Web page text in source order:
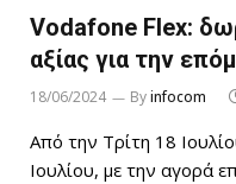
Vodafone Flex:
αξίας για την
18/06/2024 Byinfocom
Από την Τρίτη 18
Ιουλίου, με την αγορά